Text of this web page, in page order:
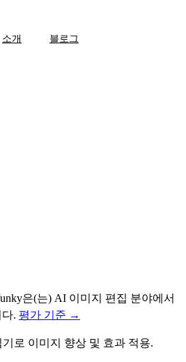
소개 블로그
은(는) AI 이미지 편집 분야에서
. 평가 기준 →
로 이미지 향상 및 효과 적용.